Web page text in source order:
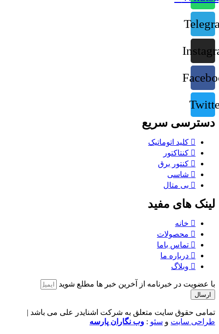
دسترسی سریع
کلید اتوماتیک
کنتاکتور
کنتور برق
شاسی
بی متال
لینک های مفید
خانه
محصولات
تماس باما
درباره ما
وبلاگ
با عضویت در خبرنامه از آخرین خبر ها مطلع شوید
ارسال
تمامی حقوق سایت متعلق به شرکت اشنایدر علی می باشد |
طراحی سایت و سئو : وب نگاران پارسه